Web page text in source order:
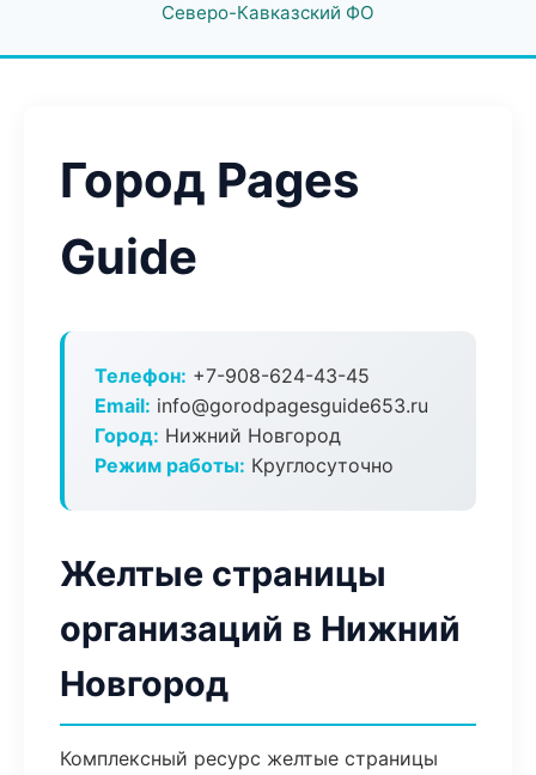
Северо-Кавказский ФО
Город Pages
Guide
Телефон: +7-908-624-43-45
Email: info@gorodpagesguide653.ru
Город: Нижний Новгород
Режим работы: Круглосуточно
Желтые страницы
организаций в Нижний
Новгород
Комплексный ресурс желтые страницы